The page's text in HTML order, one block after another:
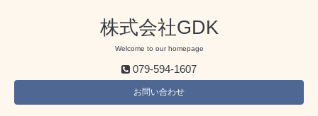
株式会社GDK
Welcome to our homepage
079-594-1607
お問い合わせ